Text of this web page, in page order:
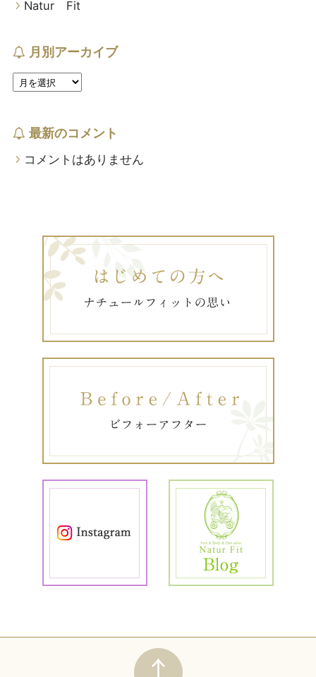
Natur Fit
月別アーカイブ
最新のコメント
コメントはありません